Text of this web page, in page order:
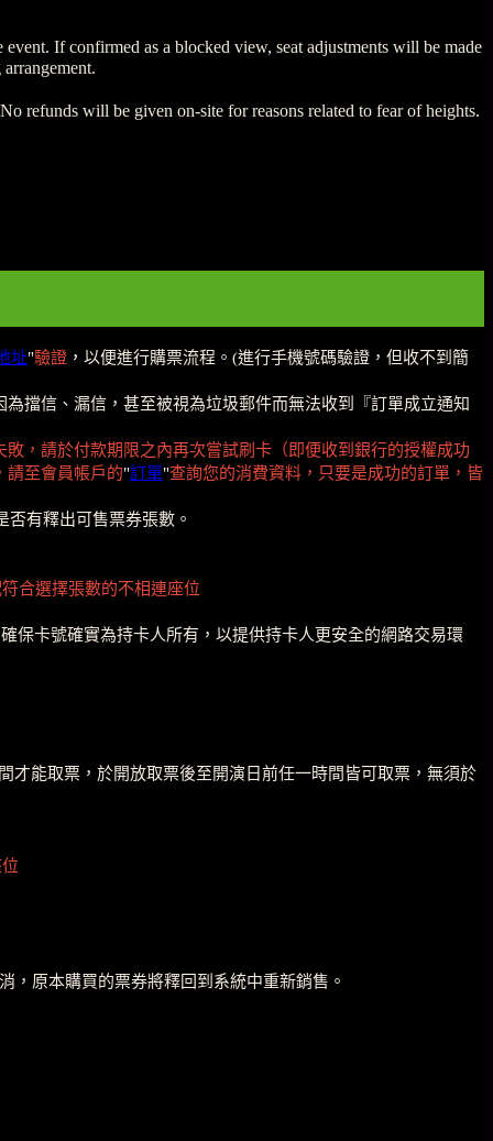
If confirmed as a blocked view, seat adjustments will be made
refunds will be given on-site for reasons related to fear of heights.
址"驗證 ， 以便進行購票流程。(進行手機號碼驗證，但收不到簡
擋信、漏信，甚至被視為垃圾郵件而無法收到『訂單成立通知
，請於付款期限之內再次嘗試刷卡（即便收到銀行的授權成功
請至會員帳戶的"訂單"查詢您的消費資料，只要是成功的訂單，皆
有釋出可售票券張數。
合選擇張數的不相連座位
保卡號確實為持卡人所有，以提供持卡人更安全的網路交易環
才能取票，於開放取票後至開演日前任一時間皆可取票，無須於
，原本購買的票券將釋回到系統中重新銷售。